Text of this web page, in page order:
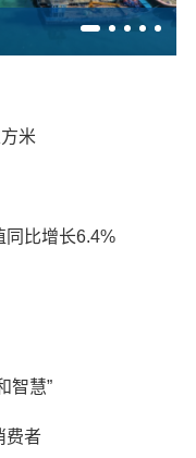
米
同比增长6.4%
智慧”
费者